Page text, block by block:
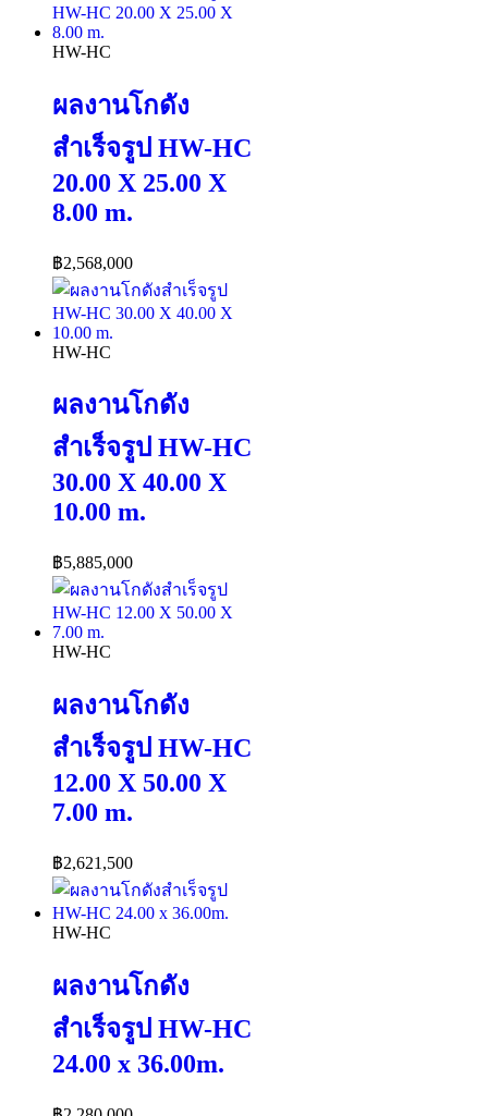
HW-HC
ผลงานโกดัง
สำเร็จรูป HW-HC
20.00 X 25.00 X
8.00 m.
฿2,568,000
HW-HC
ผลงานโกดัง
สำเร็จรูป HW-HC
30.00 X 40.00 X
10.00 m.
฿5,885,000
HW-HC
ผลงานโกดัง
สำเร็จรูป HW-HC
12.00 X 50.00 X
7.00 m.
฿2,621,500
HW-HC
ผลงานโกดัง
สำเร็จรูป HW-HC
24.00 x 36.00m.